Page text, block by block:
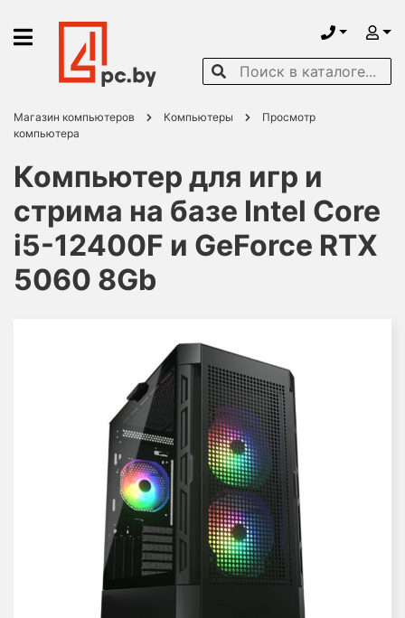
Магазин компьютеров Компьютеры
Просмотр
компьютера
Компьютер для игр и
стрима на базе Intel Core
i5-12400F и GeForce RTX
5060 8Gb